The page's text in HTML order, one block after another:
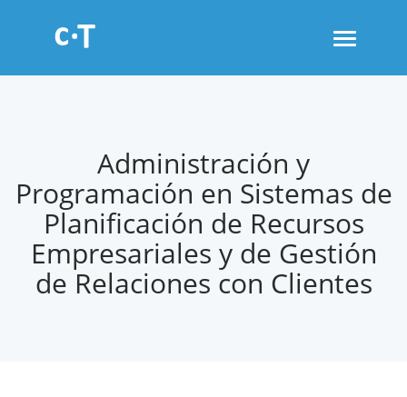
Toggle
Administración y
Programación en Sistemas de
Planificación de Recursos
Empresariales y de Gestión
de Relaciones con Clientes